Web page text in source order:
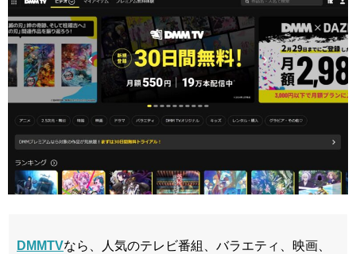
DMMTVなら、人気のテレビ番組、バラエティ、映画、